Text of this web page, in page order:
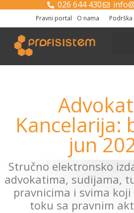
026 644 430
Pravni portal O nama Podrška
Kancelarija:
jun
Stručno elektronsko
advokatima, sudijama,
pravnicima i svima
toku sa pravnim